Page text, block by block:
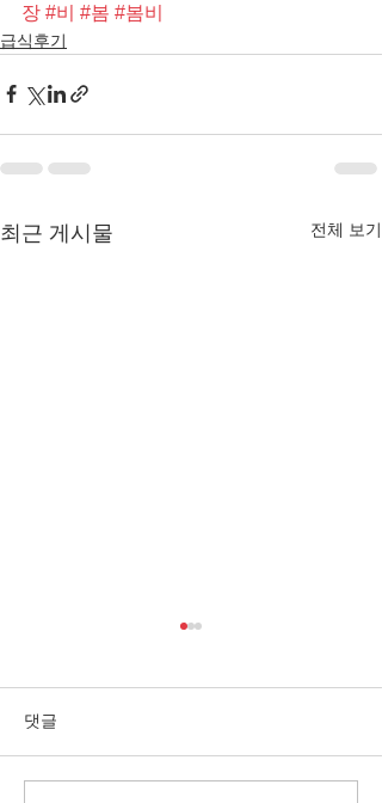
장 #비 #봄 #봄비
급식후기
최근 게시물 전체 보기
댓글